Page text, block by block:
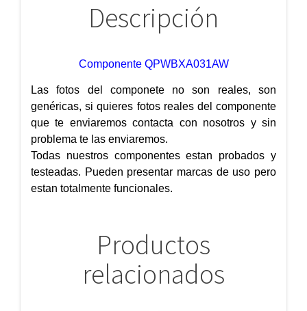
Descripción
Componente QPWBXA031AW
Las fotos del componete no son reales, son
genéricas, si quieres fotos reales del componente
que te enviaremos contacta con nosotros y sin
problema te las enviaremos.
Todas nuestros componentes estan probados y
testeadas. Pueden presentar marcas de uso pero
estan totalmente funcionales.
Productos
relacionados